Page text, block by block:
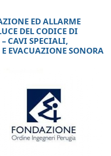
ED ALLARME
DEL CODICE DI
CAVI SPECIALI,
EVACUAZIONE SONORA